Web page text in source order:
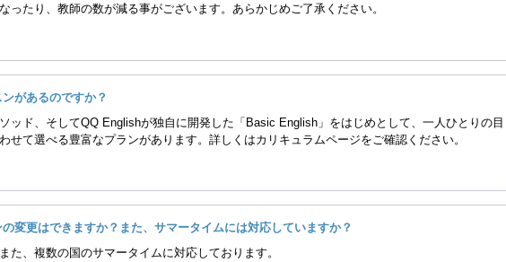
ったり、教師の数が減る事がございます。あらかじめご了承ください。
があるのですか？
ッド、そしてQQ Englishが独自に開発した「Basic English」をはじめとして、一人ひとりの目
せて選べる豊富なプランがあります。詳しくはカリキュラムページをご確認ください。
変更はできますか？また、サマータイムには対応していますか？
た、複数の国のサマータイムに対応しております。